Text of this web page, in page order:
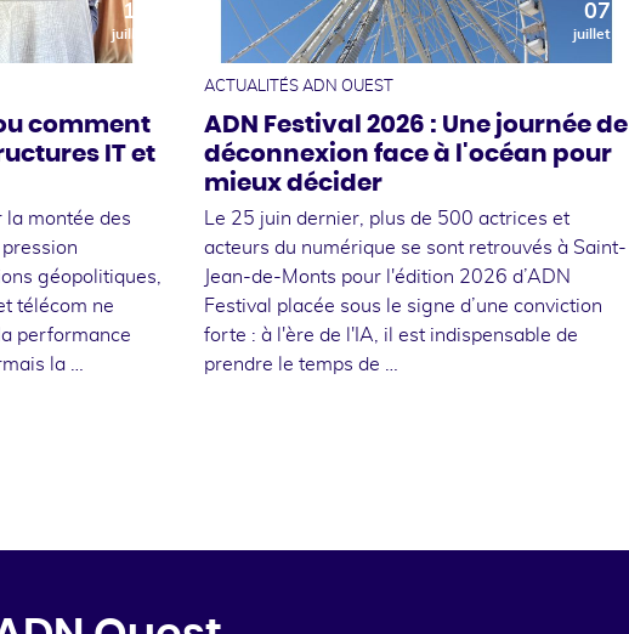
10
juillet
comment
IT et
la montée des
géopolitiques,
télécom ne
performance
la …
07
juillet
ACTUALITÉS ADN OUEST
ADN Festival 2026 : Une journée de
déconnexion face à l'océan pour
mieux décider
Le 25 juin dernier, plus de 500 actrices et
acteurs du numérique se sont retrouvés à Saint-
Jean-de-Monts pour l'édition 2026 d’ADN
Festival placée sous le signe d’une conviction
forte : à l'ère de l'IA, il est indispensable de
prendre le temps de …